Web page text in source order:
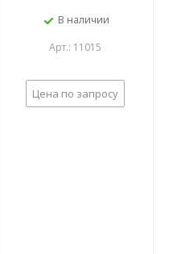
В наличии
Арт.: 11015
Цена по запросу